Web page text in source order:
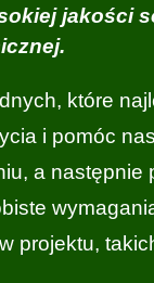
jakości
które
i pomóc
a następnie
projektu,